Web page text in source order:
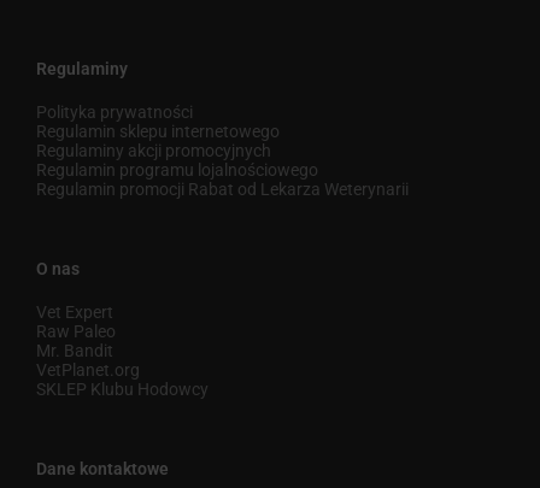
Regulaminy
Polityka prywatności
Regulamin sklepu internetowego
Regulaminy akcji promocyjnych
Regulamin programu lojalnościowego
Regulamin promocji Rabat od Lekarza Weterynarii
O nas
Vet Expert
Raw Paleo
Mr. Bandit
VetPlanet.org
SKLEP Klubu Hodowcy
Dane kontaktowe